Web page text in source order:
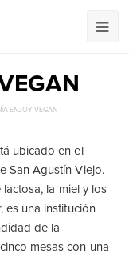
ENJOY VEGAN
ubicado en el
San Agustín Viejo.
la miel y los
es una institución
de la
mesas con una